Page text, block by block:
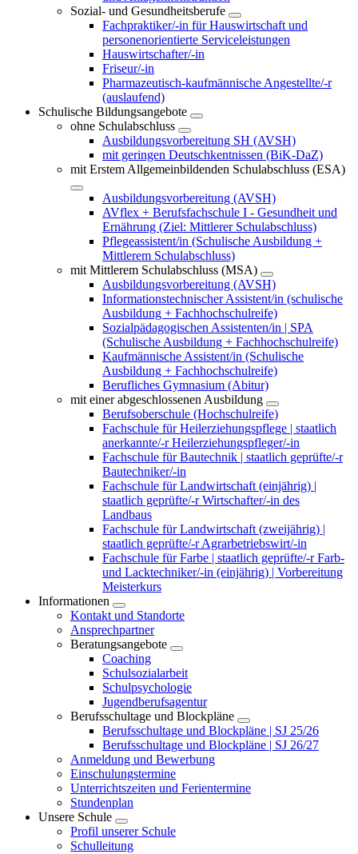
Sozial- und Gesundheitsberufe
Fachpraktiker/-in für Hauswirtschaft und
personenorientierte Serviceleistungen
Hauswirtschafter/-in
Friseur/-in
Pharmazeutisch-kaufmännische Angestellte/-r
(auslaufend)
Schulische Bildungsangebote
ohne Schulabschluss
Ausbildungsvorbereitung SH (AVSH)
mit geringen Deutschkentnissen (BiK-DaZ)
mit Erstem Allgemeinbildenden Schulabschluss (ESA)
Ausbildungsvorbereitung (AVSH)
AVflex + Berufsfachschule I - Gesundheit und
Ernährung (Ziel: Mittlerer Schulabschluss)
Pflegeassistent/in (Schulische Ausbildung +
Mittlerem Schulabschluss)
mit Mittlerem Schulabschluss (MSA)
Ausbildungsvorbereitung (AVSH)
Informationstechnischer Assistent/in (schulische
Ausbildung + Fachhochschulreife)
Sozialpädagogischen Assistenten/in | SPA
(Schulische Ausbildung + Fachhochschulreife)
Kaufmännische Assistent/in (Schulische
Ausbildung + Fachhochschulreife)
Berufliches Gymnasium (Abitur)
mit einer abgeschlossenen Ausbildung
Berufsoberschule (Hochschulreife)
Fachschule für Heilerziehungspflege | staatlich
anerkannte/-r Heilerziehungspfleger/-in
Fachschule für Bautechnik | staatlich geprüfte/-r
Bautechniker/-in
Fachschule für Landwirtschaft (einjährig) |
staatlich geprüfte/-r Wirtschafter/-in des
Landbaus
Fachschule für Landwirtschaft (zweijährig) |
staatlich geprüfte/-r Agrarbetriebswirt/-in
Fachschule für Farbe | staatlich geprüfte/-r Farb-
und Lacktechniker/-in (einjährig) | Vorbereitung
Meisterkurs
Informationen
Kontakt und Standorte
Ansprechpartner
Beratungsangebote
Coaching
Schulsozialarbeit
Schulpsychologie
Jugendberufsagentur
Berufsschultage und Blockpläne
Berufsschultage und Blockpläne | SJ 25/26
Berufsschultage und Blockpläne | SJ 26/27
Anmeldung und Bewerbung
Einschulungstermine
Unterrichtszeiten und Ferientermine
Stundenplan
Unsere Schule
Profil unserer Schule
Schulleitung